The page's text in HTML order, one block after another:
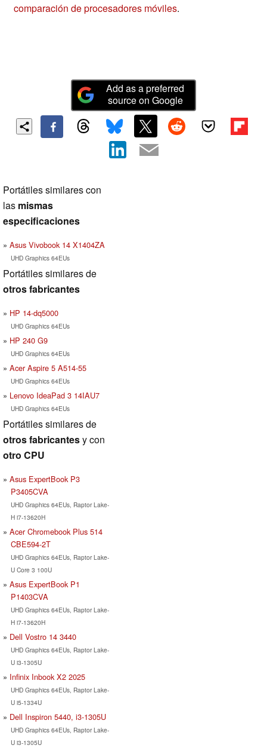
comparación de procesadores móviles.
Add as a preferred
source on Google
Portátiles similares con
las mismas
especificaciones
Asus Vivobook 14 X1404ZA
UHD Graphics 64EUs
Portátiles similares de
otros fabricantes
HP 14-dq5000
UHD Graphics 64EUs
HP 240 G9
UHD Graphics 64EUs
Acer Aspire 5 A514-55
UHD Graphics 64EUs
Lenovo IdeaPad 3 14IAU7
UHD Graphics 64EUs
Portátiles similares de
otros fabricantesy con
otro CPU
Asus ExpertBook P3
P3405CVA
UHD Graphics 64EUs, Raptor Lake-
H i7-13620H
Acer Chromebook Plus 514
CBE594-2T
UHD Graphics 64EUs, Raptor Lake-
U Core 3 100U
Asus ExpertBook P1
P1403CVA
UHD Graphics 64EUs, Raptor Lake-
H i7-13620H
Dell Vostro 14 3440
UHD Graphics 64EUs, Raptor Lake-
U i3-1305U
Infinix Inbook X2 2025
UHD Graphics 64EUs, Raptor Lake-
U i5-1334U
Dell Inspiron 5440, i3-1305U
UHD Graphics 64EUs, Raptor Lake-
U i3-1305U